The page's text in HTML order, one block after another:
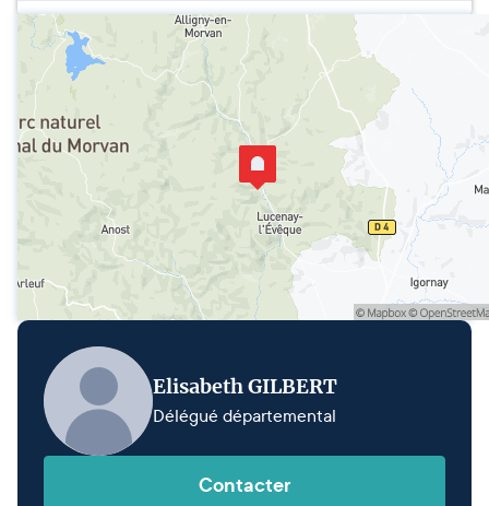
Elisabeth GILBERT
Délégué départemental
Contacter